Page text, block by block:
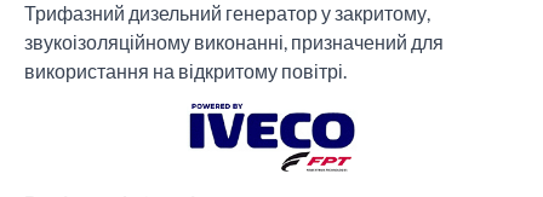
Трифазний дизельний генератор у закритому,
звукоізоляційному виконанні, призначений для
використання на відкритому повітрі.